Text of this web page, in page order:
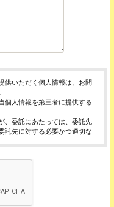
供いただく個人情報は、お問
個人情報を第三者に提供する
、委託にあたっては、委託先
託先に対する必要かつ適切な
といいます。）を受け付け
窓口」で受け付けます。
だし、正確な情報をご提供